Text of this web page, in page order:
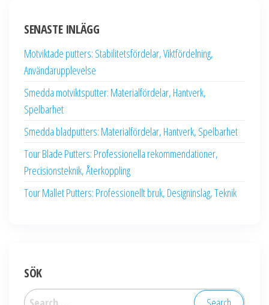
SENASTE INLÄGG
Motviktade putters: Stabilitetsfördelar, Viktfördelning,
Användarupplevelse
Smedda motviktsputter: Materialfördelar, Hantverk,
Spelbarhet
Smedda bladputters: Materialfördelar, Hantverk, Spelbarhet
Tour Blade Putters: Professionella rekommendationer,
Precisionsteknik, Återkoppling
Tour Mallet Putters: Professionellt bruk, Designinslag, Teknik
SÖK
Search